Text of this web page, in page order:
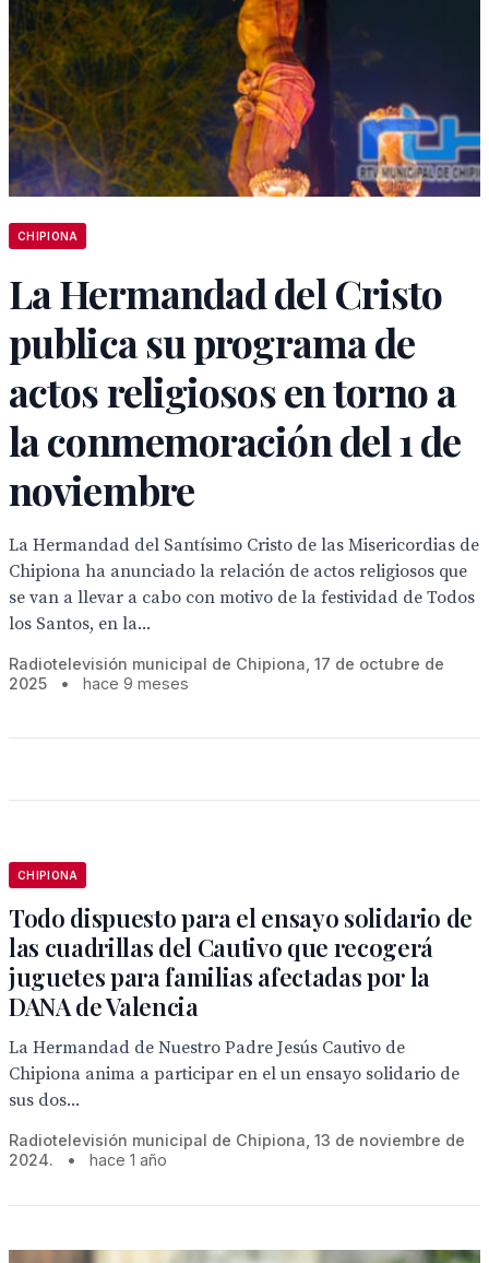
CHIPIONA
La Hermandad del Cristo
publica su programa de
actos religiosos en torno a
la conmemoración del 1 de
noviembre
La Hermandad del Santísimo Cristo de las Misericordias de
Chipiona ha anunciado la relación de actos religiosos que
se van a llevar a cabo con motivo de la festividad de Todos
los Santos, en la...
Radiotelevisión municipal de Chipiona, 17 de octubre de
2025
• hace 9 meses
CHIPIONA
Todo dispuesto para el ensayo solidario de
las cuadrillas del Cautivo que recogerá
juguetes para familias afectadas por la
DANA de Valencia
La Hermandad de Nuestro Padre Jesús Cautivo de
Chipiona anima a participar en el un ensayo solidario de
sus dos...
Radiotelevisión municipal de Chipiona, 13 de noviembre de
2024.
• hace 1 año